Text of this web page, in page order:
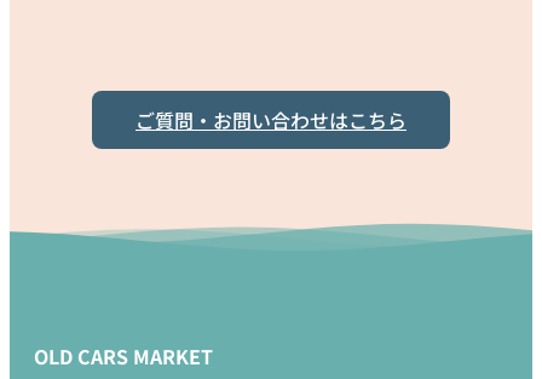
ご質問・お問い合わせはこちら
OLD CARS MARKET